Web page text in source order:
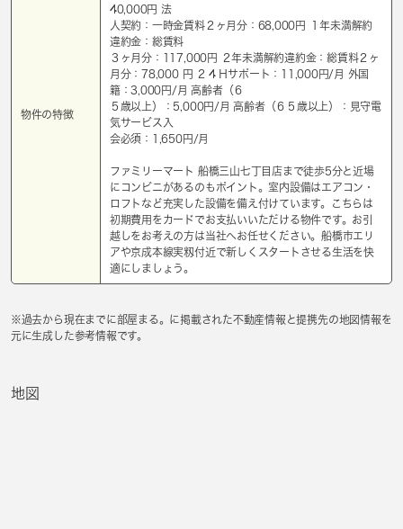
物件の特徴
40,000円 法
⼈契約：⼀時⾦賃料２ヶ⽉分：68,000円 １年未満解約
違約⾦：総賃料
３ヶ⽉分：117,000円 ２年未満解約違約⾦：総賃料２ヶ
⽉分：78,000 円 ２４Ｈサポート：11,000円/⽉ 外国
籍：3,000円/⽉ ⾼齢者（６
５歳以上）：5,000円/⽉ ⾼齢者（６５歳以上）：⾒守電
気サービス⼊
会必須：1,650円/⽉
ファミリーマート 船橋三山七丁目店まで徒歩5分と近場
にコンビニがあるのもポイント。室内設備はエアコン・
ロフトなど充実した設備を備え付けています。こちらは
初期費用をカードでお支払いいただける物件です。お引
越しをお考えの方は当社へお任せください。船橋市エリ
アや京成本線実籾付近で新しくスタートさせる生活を快
適にしましょう。
※過去から現在までに部屋まる。に掲載された不動産情報と提携先の地図情報を
元に生成した参考情報です。
地図